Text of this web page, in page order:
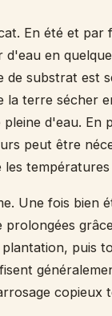
En été et par
en
de substrat est
la terre sécher
d'eau. En
peut être
températures
Une fois bien
puis
copieux